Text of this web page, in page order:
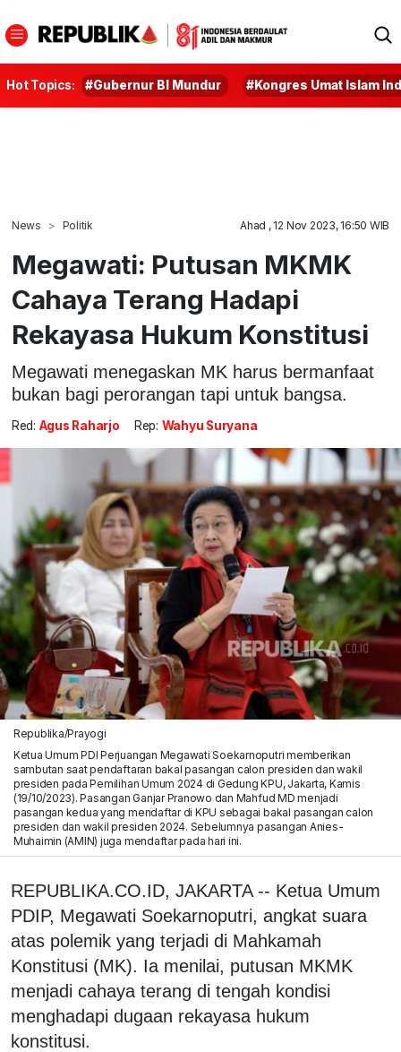
Hot Topics: #Gubernur BI Mundur #Kongres Umat Islam
News Politik Ahad , 12 Nov 2023, 16:50 WIB
Megawati: Putusan MKMK
Cahaya Terang Hadapi
Rekayasa Hukum Konstitusi
Megawati menegaskan MK harus bermanfaat
bukan bagi perorangan tapi untuk bangsa.
Red: Agus Raharjo Rep: Wahyu Suryana
Republika/Prayogi
Ketua Umum PDI Perjuangan Megawati Soekarnoputri memberikan
sambutan saat pendaftaran bakal pasangan calon presiden dan wakil
presiden pada Pemilihan Umum 2024 di Gedung KPU, Jakarta, Kamis
(19/10/2023). Pasangan Ganjar Pranowo dan Mahfud MD menjadi
pasangan kedua yang mendaftar di KPU sebagai bakal pasangan calon
presiden dan wakil presiden 2024. Sebelumnya pasangan Anies-
Muhaimin (AMIN) juga mendaftar pada hari ini.
REPUBLIKA.CO.ID, JAKARTA -- Ketua Umum
PDIP, Megawati Soekarnoputri, angkat suara
atas polemik yang terjadi di Mahkamah
Konstitusi (MK). Ia menilai, putusan MKMK
menjadi cahaya terang di tengah kondisi
menghadapi dugaan rekayasa hukum
konstitusi.